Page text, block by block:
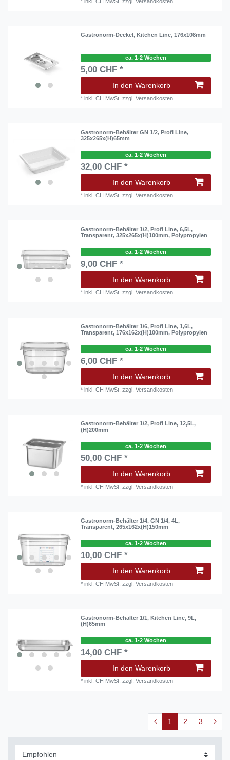
Gastronorm-Deckel, Kitchen Line, 176x108mm
ca. 1-2 Wochen
5,00 CHF *
In den Warenkorb
*inkl. CH MwSt. zzgl.Versandkosten
Gastronorm-Behälter GN 1/2, Profi Line,
325x265x(H)65mm
ca. 1-2 Wochen
32,00 CHF *
In den Warenkorb
*inkl. CH MwSt. zzgl.Versandkosten
Gastronorm-Behälter 1/2, Profi Line, 6,5L,
Transparent, 325x265x(H)100mm, Polypropylen
ca. 1-2 Wochen
9,00 CHF *
In den Warenkorb
*inkl. CH MwSt. zzgl.Versandkosten
Gastronorm-Behälter 1/6, Profi Line, 1,6L,
Transparent, 176x162x(H)100mm, Polypropylen
ca. 1-2 Wochen
6,00 CHF *
In den Warenkorb
*inkl. CH MwSt. zzgl.Versandkosten
Gastronorm-Behälter 1/2, Profi Line, 12,5L,
(H)200mm
ca. 1-2 Wochen
50,00 CHF *
In den Warenkorb
*inkl. CH MwSt. zzgl.Versandkosten
Gastronorm-Behälter 1/4, GN 1/4, 4L,
Transparent, 265x162x(H)150mm
ca. 1-2 Wochen
10,00 CHF *
In den Warenkorb
*inkl. CH MwSt. zzgl.Versandkosten
Gastronorm-Behälter 1/1, Kitchen Line, 9L,
(H)65mm
ca. 1-2 Wochen
14,00 CHF *
In den Warenkorb
*inkl. CH MwSt. zzgl.Versandkosten
1 2 3